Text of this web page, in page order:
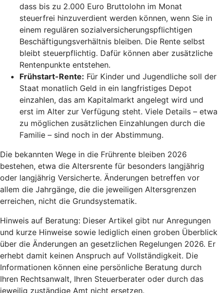
dass bis zu 2.000 Euro Bruttolohn im Monat
steuerfrei hinzuverdient werden können, wenn Sie in
einem regulären sozialversicherungspflichtigen
Beschäftigungsverhältnis bleiben. Die Rente selbst
bleibt steuerpflichtig. Dafür können aber zusätzliche
Rentenpunkte entstehen.
Frühstart-Rente: Für Kinder und Jugendliche soll der
Staat monatlich Geld in ein langfristiges Depot
einzahlen, das am Kapitalmarkt angelegt wird und
erst im Alter zur Verfügung steht. Viele Details – etwa
zu möglichen zusätzlichen Einzahlungen durch die
Familie – sind noch in der Abstimmung.
Die bekannten Wege in die Frührente bleiben 2026
bestehen, etwa die Altersrente für besonders langjährig
oder langjährig Versicherte. Änderungen betreffen vor
allem die Jahrgänge, die die jeweiligen Altersgrenzen
erreichen, nicht die Grundsystematik.
Hinweis auf Beratung: Dieser Artikel gibt nur Anregungen
und kurze Hinweise sowie lediglich einen groben Überblick
über die Änderungen an gesetzlichen Regelungen 2026. Er
erhebt damit keinen Anspruch auf Vollständigkeit. Die
Informationen können eine persönliche Beratung durch
Ihren Rechtsanwalt, Ihren Steuerberater oder durch das
jeweilig zuständige Amt nicht ersetzen.